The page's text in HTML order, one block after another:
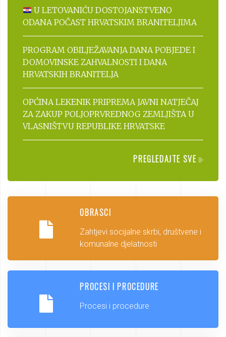
U LETOVANIĆU DOSTOJANSTVENO
ODANA POČAST HRVATSKIM BRANITELJIMA
PROGRAM OBILJEŽAVANJA DANA POBJEDE I
DOMOVINSKE ZAHVALNOSTI I DANA
HRVATSKIH BRANITELJA
OPĆINA LEKENIK PRIPREMA JAVNI NATJEČAJ
ZA ZAKUP POLJOPRVREDNOG ZEMLJIŠTA U
VLASNIŠTVU REPUBLIKE HRVATSKE
PREGLEDAJTE SVE
OBRASCI
Zahtjevi socijalne skrbi, društvene i
komunalne djelatnosti
PROCESI I PROCEDURE
Procesi i procedure